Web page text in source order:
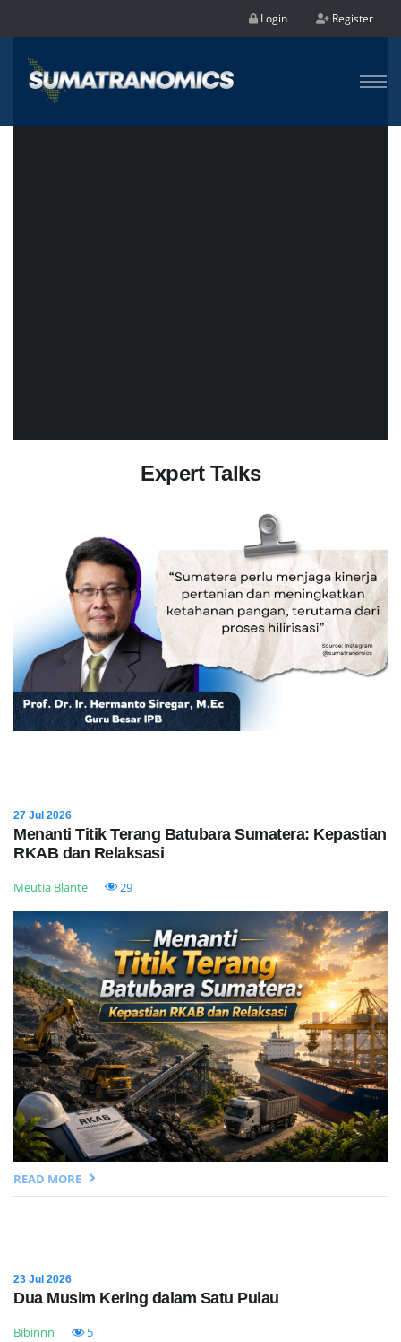
Login Register
Expert Talks
27 Jul 2026
Menanti Titik Terang Batubara Sumatera: Kepastian
RKAB dan Relaksasi
Meutia Blante 29
READ MORE
23 Jul 2026
Dua Musim Kering dalam Satu Pulau
Bibinnn 5